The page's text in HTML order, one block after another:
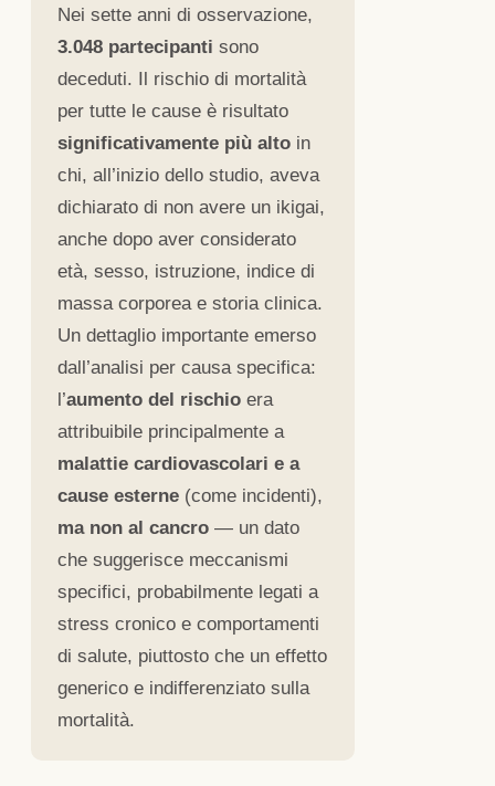
Nei sette anni di osservazione,
3.048 partecipanti sono
deceduti. Il rischio di mortalità
per tutte le cause è risultato
significativamente più alto in
chi, all’inizio dello studio, aveva
dichiarato di non avere un ikigai,
anche dopo aver considerato
età, sesso, istruzione, indice di
massa corporea e storia clinica.
Un dettaglio importante emerso
dall’analisi per causa specifica:
l’aumento del rischio era
attribuibile principalmente a
malattie cardiovascolari e a
cause esterne (come incidenti),
ma non al cancro — un dato
che suggerisce meccanismi
specifici, probabilmente legati a
stress cronico e comportamenti
di salute, piuttosto che un effetto
generico e indifferenziato sulla
mortalità.